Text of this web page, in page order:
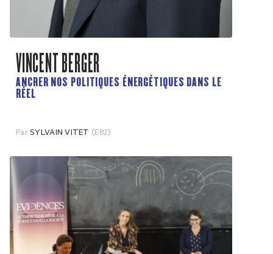
VINCENT BERGER
ANCRER NOS POLITIQUES ÉNERGÉTIQUES DANS LE
RÉEL
ParSYLVAIN VITET (E82)